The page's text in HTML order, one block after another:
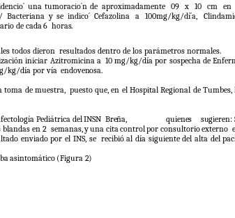
una tumoracio´n de aproximadamente 09 x 10 cm en
Bacteriana y se indico´ Cefazolina a 100mg/kg/dí´a,
de cada6 horas.
todos dieron resultados dentro de los parámetros normales.
iniciar Azitromicina a 10 mg/kg/día por sospecha de
kg/día por vía endovenosa.
toma de muestra, puesto que, en el Hospital Regional de Tumbes,
Pediátrica delINSN Breña, quienes sugieren:
en 2 semanas, yuna cita controlpor consultorioexterno
enviado por el INS, se recibió al día siguiente del alta del
asintomático (Figura 2)